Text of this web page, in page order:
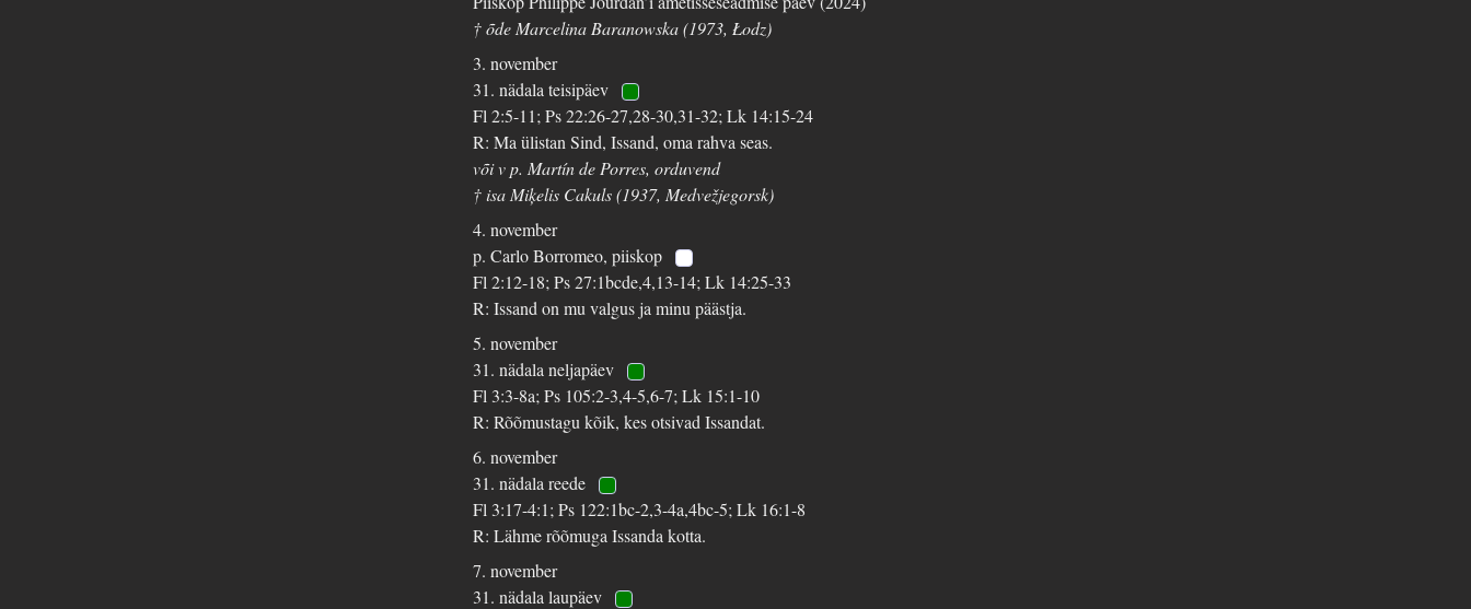
† õde Marcelina Baranowska (1973, Łodz)
3. november
31. nädala teisipäev
Fl 2:5-11; Ps 22:26-27,28-30,31-32; Lk 14:15-24
R: Ma ülistan Sind, Issand, oma rahva seas.
või v p. Martín de Porres, orduvend
† isa Miķelis Cakuls (1937, Medvežjegorsk)
4. november
p. Carlo Borromeo, piiskop
Fl 2:12-18; Ps 27:1bcde,4,13-14; Lk 14:25-33
R: Issand on mu valgus ja minu päästja.
5. november
31. nädala neljapäev
Fl 3:3-8a; Ps 105:2-3,4-5,6-7; Lk 15:1-10
R: Rõõmustagu kõik, kes otsivad Issandat.
6. november
31. nädala reede
Fl 3:17-4:1; Ps 122:1bc-2,3-4a,4bc-5; Lk 16:1-8
R: Lähme rõõmuga Issanda kotta.
7. november
31. nädala laupäev